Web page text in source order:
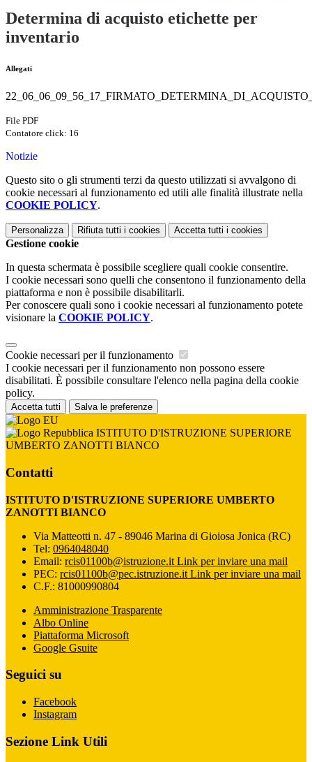
Determina di acquisto etichette per
inventario
Allegati
File PDF
Contatore click: 16
Notizie
Questo sito o gli strumenti terzi da questo utilizzati si avvalgono di
cookie necessari al funzionamento ed utili alle finalità illustrate nella
COOKIE POLICY.
Personalizza Rifiuta tutti i cookies Accetta tutti i cookies
Gestione cookie
In questa schermata è possibile scegliere quali cookie consentire.
I cookie necessari sono quelli che consentono il funzionamento della
piattaforma e non è possibile disabilitarli.
Per conoscere quali sono i cookie necessari al funzionamento potete
visionare la COOKIE POLICY.
Cookie necessari per il funzionamento
I cookie necessari per il funzionamento non possono essere
disabilitati. È possibile consultare l'elenco nella pagina della cookie
policy.
Accetta tutti Salva le preferenze
ISTITUTO D'ISTRUZIONE SUPERIORE
UMBERTO ZANOTTI BIANCO
Contatti
ISTITUTO D'ISTRUZIONE SUPERIORE UMBERTO
ZANOTTI BIANCO
Via Matteotti n. 47 - 89046 Marina di Gioiosa Jonica (RC)
Tel: 0964048040
Email: rcis01100b@istruzione.it Link per inviare una mail
PEC: rcis01100b@pec.istruzione.it Link per inviare una mail
C.F.: 81000990804
Amministrazione Trasparente
Albo Online
Piattaforma Microsoft
Google Gsuite
Seguici su
Facebook
Instagram
Sezione Link Utili